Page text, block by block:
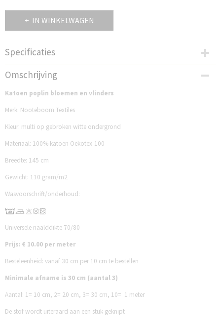
IN WINKELWAGEN
Specificaties
Productcode
NB25613PBV
Omschrijving
Katoen poplin bloemen en vlinders
Merk: Nooteboom Textiles
Kleur: multi op gebroken witte ondergrond
Materiaal: 100% katoen Oekotex-100
Breedte: 145 cm
Gewicht: 110 gram/m2
Wasvoorschrift/onderhoud:
Universele naalddikte 70/80
Prijs: € 10.00 per meter
Besteleenheid: vanaf 30 cm per 10 cm te bestellen
Minimale afname is 30 cm (aantal 3)
Aantal: 1= 10 cm, 2= 20 cm, 3= 30 cm, 10= 1 meter
De stof wordt uiteraard aan een stuk geknipt